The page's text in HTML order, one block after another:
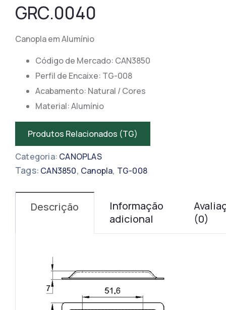
GRC.0040
Canopla em Alumínio
Código de Mercado: CAN3850
​​Perfil de Encaixe: TG-008
Acabamento: Natural / Cores
Material: Alumínio
Produtos Relacionados (TG)
Categoria: CANOPLAS
Tags: CAN3850, Canopla, TG-008
Descrição
Informação
adicional
(0)